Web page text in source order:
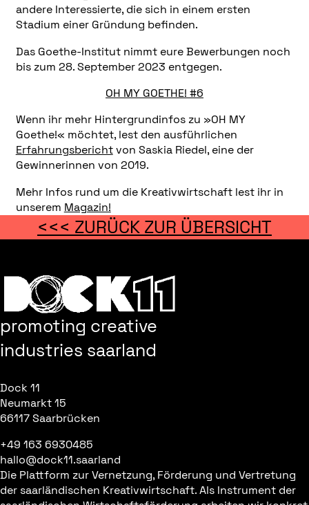
andere Interessierte, die sich in einem ersten
Stadium einer Gründung befinden.
Das Goethe-Institut nimmt eure Bewerbungen noch
bis zum 28. September 2023 entgegen.
OH MY GOETHE! #6
Wenn ihr mehr Hintergrundinfos zu »OH MY
Goethe!« möchtet, lest den ausführlichen
Erfahrungsberichtvon Saskia Riedel, eine der
Gewinnerinnen von 2019.
Mehr Infos rund um die Kreativwirtschaft lest ihr in
unserem Magazin!
<<< ZURÜCK ZUR ÜBERSICHT
promoting creative
industries saarland
Dock 11
Neumarkt 15
66117 Saarbrücken
+49 163 6930485
hallo@dock11.saarland
Die Plattform zur Vernetzung, Förderung und Vertretung
der saarländischen Kreativwirtschaft. Als Instrument der